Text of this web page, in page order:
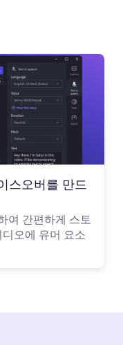
스오버를 만드
여 간편하게 스토
오에 유머 요소